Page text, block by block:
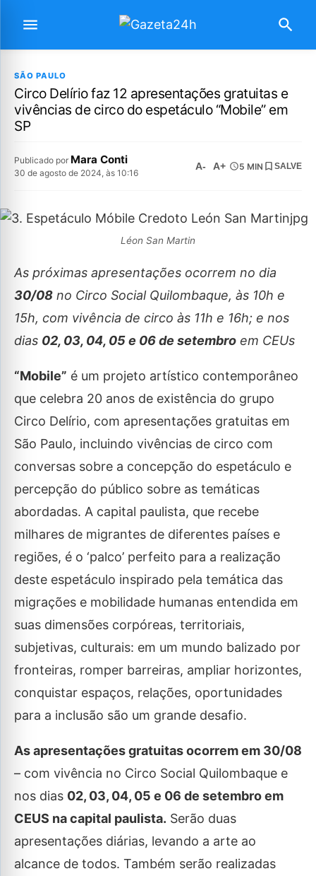
SÃO PAULO
Circo Delírio faz 12 apresentações gratuitas e
vivências de circo do espetáculo “Mobile” em
SP
Publicado por Mara Conti
30 de agosto de 2024, às 10:16
A- A+ 5 MIN SALVE
Léon San Martin
As próximas apresentações ocorrem no dia
30/08 no Circo Social Quilombaque, às 10h e
15h, com vivência de circo às 11h e 16h; e nos
dias 02, 03, 04, 05 e 06 de setembro em CEUs
“Mobile” é um projeto artístico contemporâneo
que celebra 20 anos de existência do grupo
Circo Delírio, com apresentações gratuitas em
São Paulo, incluindo vivências de circo com
conversas sobre a concepção do espetáculo e
percepção do público sobre as temáticas
abordadas. A capital paulista, que recebe
milhares de migrantes de diferentes países e
regiões, é o ‘palco’ perfeito para a realização
deste espetáculo inspirado pela temática das
migrações e mobilidade humanas entendida em
suas dimensões corpóreas, territoriais,
subjetivas, culturais: em um mundo balizado por
fronteiras, romper barreiras, ampliar horizontes,
conquistar espaços, relações, oportunidades
para a inclusão são um grande desafio.
As apresentações gratuitas ocorrem em 30/08
– com vivência no Circo Social Quilombaque e
nos dias 02, 03, 04, 05 e 06 de setembro em
CEUS na capital paulista. Serão duas
apresentações diárias, levando a arte ao
alcance de todos. Também serão realizadas